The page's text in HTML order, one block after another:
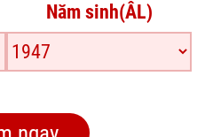
Năm sinh(ÂL)